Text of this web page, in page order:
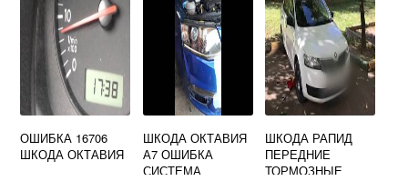
ОШИБКА 16706
ШКОДА ОКТАВИЯ
ШКОДА ОКТАВИЯ
А7 ОШИБКА
СИСТЕМА
ШКОДА РАПИД
ПЕРЕДНИЕ
ТОРМОЗНЫЕ